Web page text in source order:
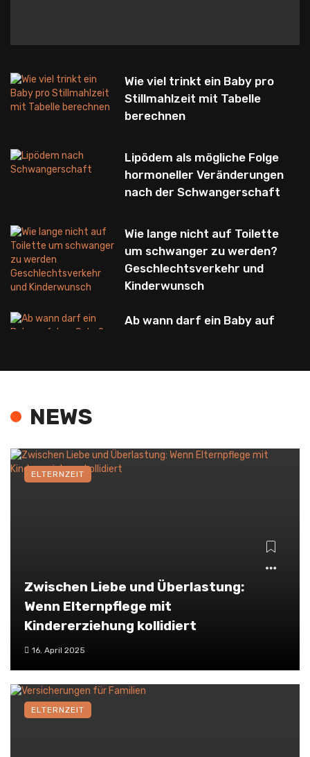
Wie viel trinkt ein Baby pro
Stillmahlzeit mit Tabelle
berechnen
Lipödem als mögliche Folge
hormoneller Veränderungen
nach der Schwangerschaft
Wie lange nicht auf Toilette
um schwanger zu werden?
Geschlechtsverkehr und
Kinderwunsch
Ab wann darf ein Baby auf
Nachtschreck bei
Neugeborenen verstehen
Der gestörte Mutter
Erwachsenenalter
NEWS
Zwischen Liebe und Überlastung:
Wenn Elternpflege mit
Kindererziehung kollidiert
16. April 2025
ELTERNZEIT
ELTERNZEIT